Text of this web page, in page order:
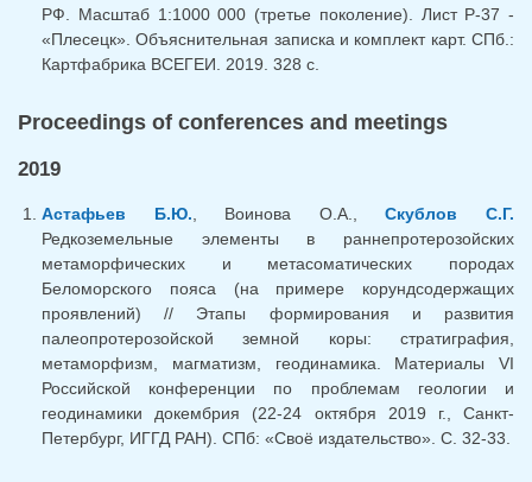
РФ. Масштаб 1:1000 000 (третье поколение). Лист Р-37 -
«Плесецк». Объяснительная записка и комплект карт. СПб.:
Картфабрика ВСЕГЕИ. 2019. 328 с.
Proceedings of conferences and meetings
2019
Астафьев Б.Ю. , Воинова О.А.,Скублов С.Г.
Редкоземельные элементы в раннепротерозойских
метаморфических и метасоматических породах
Беломорского пояса (на примере корундсодержащих
проявлений) // Этапы формирования и развития
палеопротерозойской земной коры: стратиграфия,
метаморфизм, магматизм, геодинамика. Материалы VI
Российской конференции по проблемам геологии и
геодинамики докембрия (22-24 октября 2019 г., Санкт-
Петербург, ИГГД РАН). СПб: «Своё издательство». С. 32-33.